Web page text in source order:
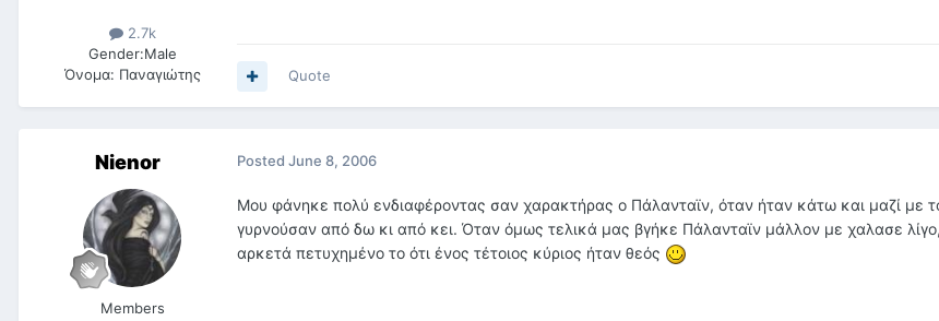
2.7k
Gender:Male
Όνομα: Παναγιώτης Quote
Nienor
Members
Posted June 8, 2006
Μου φάνηκε πολύ ενδιαφέροντας σαν χαρακτήρας ο Πάλανταϊν, όταν ήταν κάτω και μαζί με
γυρνούσαν από δω κι από κει. Όταν όμως τελικά μας βγήκε Πάλανταϊν μάλλον με χαλασε
αρκετά πετυχημένο το ότι ένος τέτοιος κύριος ήταν θεός